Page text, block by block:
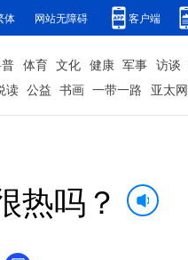
体 网站无障碍 客户端
体育 文化 健康 军事 访谈
读 公益 书画 一带一路 亚太网
热吗？